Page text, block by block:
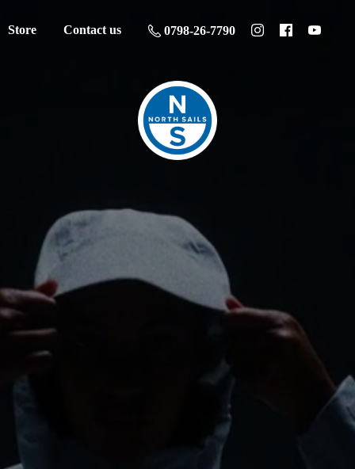
Store Contact us 0798-26-7790